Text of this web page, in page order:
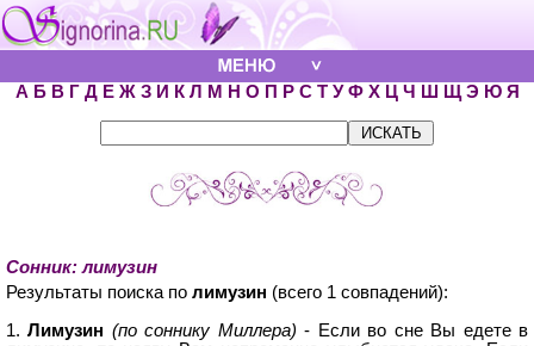
А Б В Г Д Е Ж З И К Л М Н О П Р С Т У Ф Х Ц Ч Ш Щ Э Ю Я
Сонник: лимузин
Результаты поиска по лимузин (всего 1 совпадений):
1.Лимузин (по соннику Миллера) - Если во сне Вы едете в